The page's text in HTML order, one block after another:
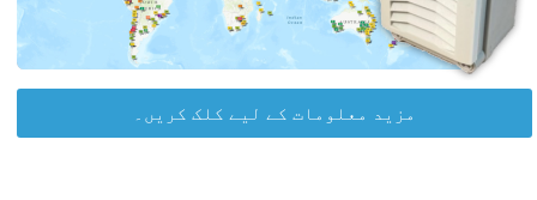
مزید معلومات کے لیے کلک کریں۔